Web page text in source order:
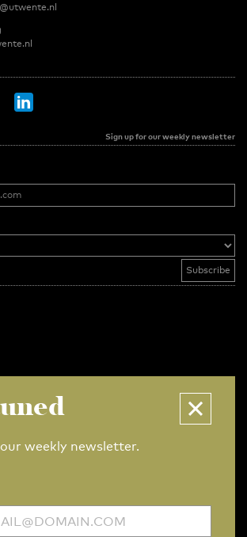
Sign up for our weekly newsletter
weekly newsletter.